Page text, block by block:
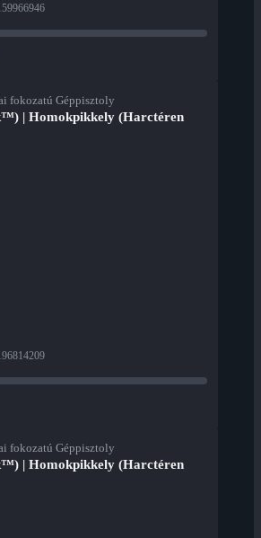
fokozatú Géppisztoly
| Homokpikkely (Harctéren
fokozatú Géppisztoly
| Homokpikkely (Harctéren